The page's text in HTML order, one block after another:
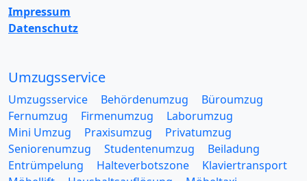
Impressum
Datenschutz
Umzugsservice
Umzugsservice Behördenumzug
Büroumzug
Fernumzug
Firmenumzug
Laborumzug
Mini Umzug
Praxisumzug
Privatumzug
Seniorenumzug
Studentenumzug
Beiladung
Entrümpelung
Halteverbotszone
Klaviertransport